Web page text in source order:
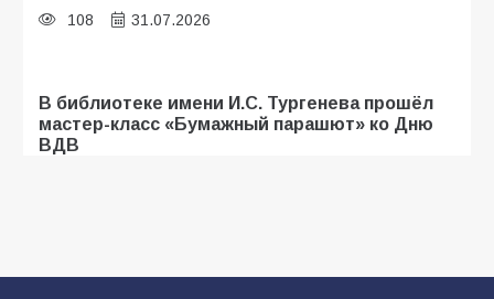
108 31.07.2026
В библиотеке имени И.С. Тургенева прошёл
мастер-класс «Бумажный парашют» ко Дню
ВДВ
образовательного кластера